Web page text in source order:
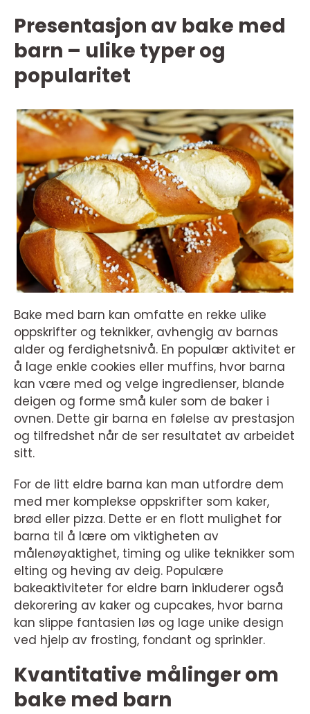
Presentasjon av bake med
barn – ulike typer og
popularitet
Bake med barn kan omfatte en rekke ulike
oppskrifter og teknikker, avhengig av barnas
alder og ferdighetsnivå. En populær aktivitet er
å lage enkle cookies eller muffins, hvor barna
kan være med og velge ingredienser, blande
deigen og forme små kuler som de baker i
ovnen. Dette gir barna en følelse av prestasjon
og tilfredshet når de ser resultatet av arbeidet
sitt.
For de litt eldre barna kan man utfordre dem
med mer komplekse oppskrifter som kaker,
brød eller pizza. Dette er en flott mulighet for
barna til å lære om viktigheten av
målenøyaktighet, timing og ulike teknikker som
elting og heving av deig. Populære
bakeaktiviteter for eldre barn inkluderer også
dekorering av kaker og cupcakes, hvor barna
kan slippe fantasien løs og lage unike design
ved hjelp av frosting, fondant og sprinkler.
Kvantitative målinger om
bake med barn